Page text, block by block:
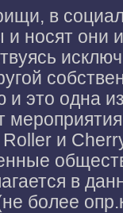
в
и носят они
и это одна
и
в
более